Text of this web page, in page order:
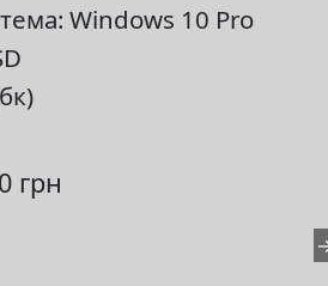
Windows 10 Pro
грн